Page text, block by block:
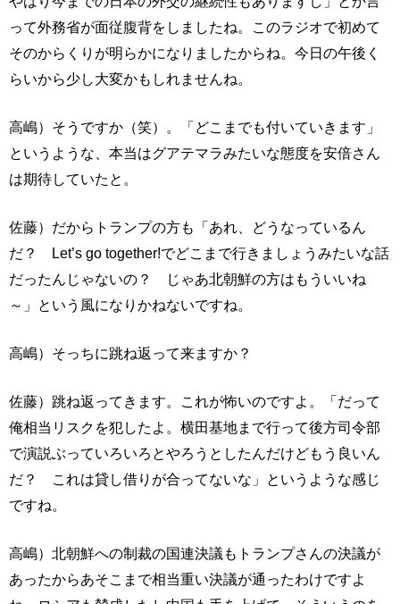
って外務省が面従腹背をしましたね。このラジオで初めて
そのからくりが明らかになりましたからね。今日の午後く
らいから少し大変かもしれませんね。
高嶋）そうですか（笑）。「どこまでも付いていきます」
というような、本当はグアテマラみたいな態度を安倍さん
は期待していたと。
佐藤）だからトランプの方も「あれ、どうなっているん
だ？ Let’s go together!でどこまで行きましょうみたいな話
だったんじゃないの？ じゃあ北朝鮮の方はもういいね
～」という風になりかねないですね。
高嶋）そっちに跳ね返って来ますか？
佐藤）跳ね返ってきます。これが怖いのですよ。「だって
俺相当リスクを犯したよ。横田基地まで行って後方司令部
で演説ぶっていろいろとやろうとしたんだけどもう良いん
だ？ これは貸し借りが合ってないな」というような感じ
ですね。
高嶋）北朝鮮への制裁の国連決議もトランプさんの決議が
あったからあそこまで相当重い決議が通ったわけですよ